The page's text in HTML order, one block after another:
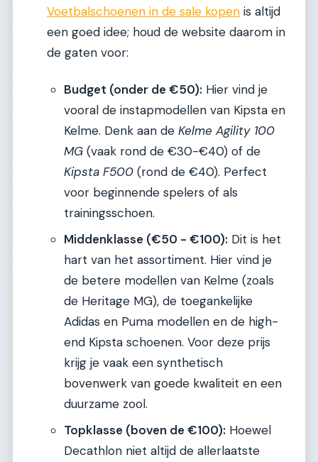
Voetbalschoenen in de sale kopen is altijd
een goed idee; houd de website daarom in
de gaten voor:
Budget (onder de €50): Hier vind je
vooral de instapmodellen van Kipsta en
Kelme. Denk aan de Kelme Agility 100
MG (vaak rond de €30-€40) of de
Kipsta F500 (rond de €40). Perfect
voor beginnende spelers of als
trainingsschoen.
Middenklasse (€50 - €100): Dit is het
hart van het assortiment. Hier vind je
de betere modellen van Kelme (zoals
de Heritage MG), de toegankelijke
Adidas en Puma modellen en de high-
end Kipsta schoenen. Voor deze prijs
krijg je vaak een synthetisch
bovenwerk van goede kwaliteit en een
duurzame zool.
Topklasse (boven de €100): Hoewel
Decathlon niet altijd de allerlaatste